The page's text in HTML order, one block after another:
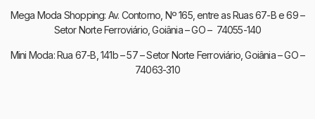
Mega Moda Shopping: Av. Contorno, Nº 165, entre as Ruas 67-B e 69 –
Setor Norte Ferroviário, Goiânia – GO – 74055-140
Mini Moda: Rua 67-B, 141b – 57 – Setor Norte Ferroviário, Goiânia – GO –
74063-310